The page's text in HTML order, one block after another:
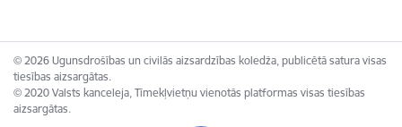
© 2026 Ugunsdrošības un civilās aizsardzības koledža, publicētā satura visas
tiesības aizsargātas.
© 2020 Valsts kanceleja, Tīmekļvietņu vienotās platformas visas tiesības
aizsargātas.